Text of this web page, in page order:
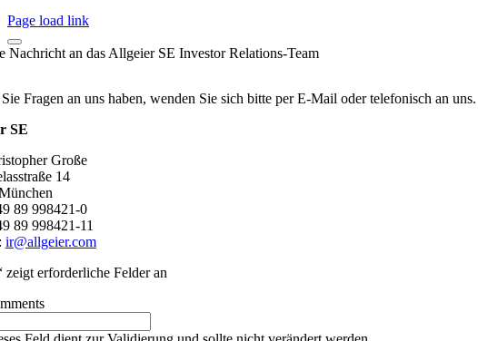
Page load link
Nachricht an das Allgeier SE Investor Relations-Team
Fragen an uns haben, wenden Sie sich bitte per E-Mail oder telefonisch an
SE
Große
14
89 998421-0
89 998421-11
ir@allgeier.com
zeigt erforderliche Felder an